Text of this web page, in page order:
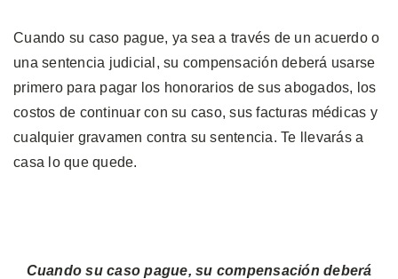
Cuando su caso pague, ya sea a través de un acuerdo o
una sentencia judicial, su compensación deberá usarse
primero para pagar los honorarios de sus abogados, los
costos de continuar con su caso, sus facturas médicas y
cualquier gravamen contra su sentencia. Te llevarás a
casa lo que quede.
Cuando su caso pague, su compensación deberá